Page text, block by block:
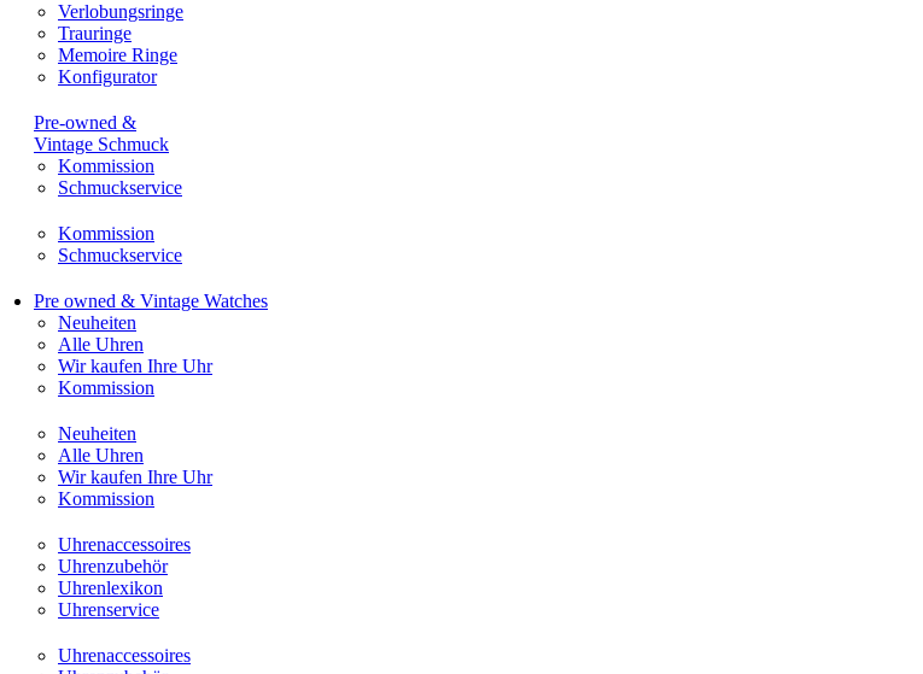
Verlobungsringe
Trauringe
Memoire Ringe
Konfigurator
Pre-owned &
Vintage Schmuck
Kommission
Schmuckservice
Kommission
Schmuckservice
Pre owned & Vintage Watches
Neuheiten
Alle Uhren
Wir kaufen Ihre Uhr
Kommission
Neuheiten
Alle Uhren
Wir kaufen Ihre Uhr
Kommission
Uhrenaccessoires
Uhrenzubehör
Uhrenlexikon
Uhrenservice
Uhrenaccessoires